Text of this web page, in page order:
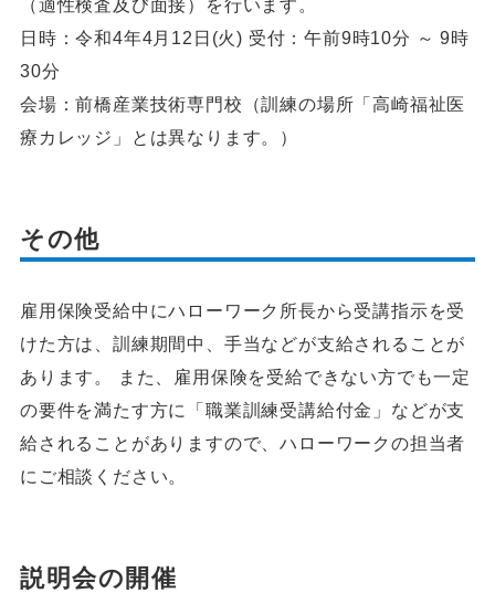
（適性検査及び面接）を行います。
日時：令和4年4月12日(火) 受付：午前9時10分 ～ 9時
30分
会場：前橋産業技術専門校（訓練の場所「高崎福祉医
療カレッジ」とは異なります。）
その他
雇用保険受給中にハローワーク所長から受講指示を受
けた方は、訓練期間中、手当などが支給されることが
あります。 また、雇用保険を受給できない方でも一定
の要件を満たす方に「職業訓練受講給付金」などが支
給されることがありますので、ハローワークの担当者
にご相談ください。
説明会の開催